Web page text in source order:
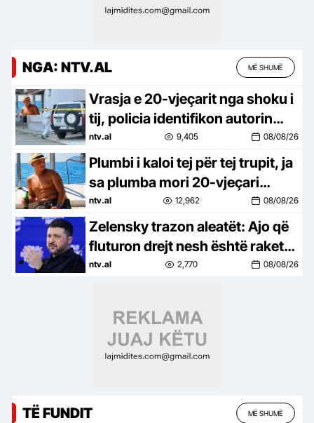
NGA: NTV.AL MË SHUMË
Vrasja e 20-vjeçarit nga shoku i
tij, policia identifikon autorin
dhe rrethon zonën
ntv.al 9,405 08/08/26
Plumbi i kaloi tej për tej trupit, ja
sa plumba mori 20-vjeçari
Johan Zuko
ntv.al 12,962 08/08/26
Zelensky trazon aleatët: Ajo që
fluturon drejt nesh është raketë
që vret
ntv.al 2,770 08/08/26
TË FUNDIT MË SHUMË